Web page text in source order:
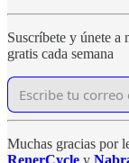
Suscríbete y únete a
gratis cada semana
Muchas gracias por